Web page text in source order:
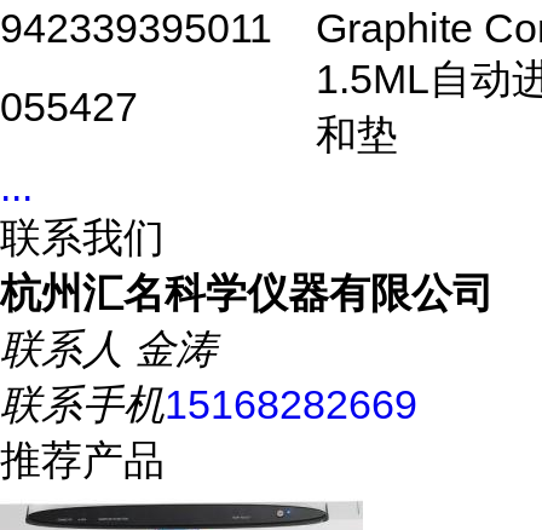
942339395011
Graphite
055427
1.5ML自动
和垫
...
联系我们
杭州汇名科学仪器有限公司
联系人 金涛
联系手机15168282669
推荐产品